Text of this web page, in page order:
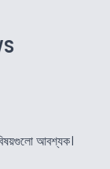
আবশ্যক।